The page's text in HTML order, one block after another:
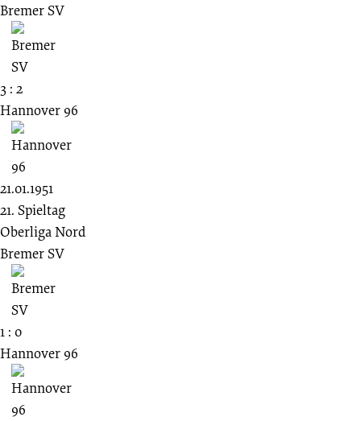
Bremer SV
3 : 2
Hannover 96
21.01.1951
21. Spieltag
Oberliga Nord
Bremer SV
1 : 0
Hannover 96